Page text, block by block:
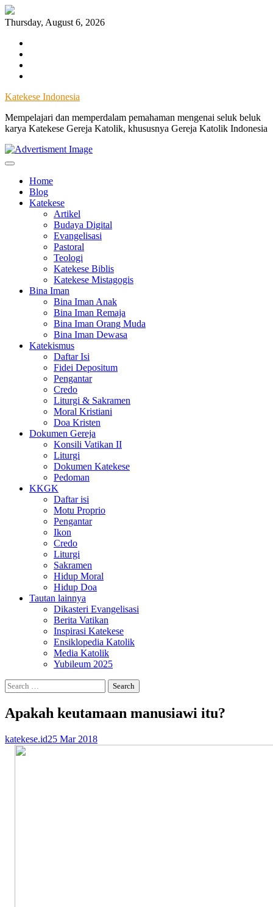
Skip
to
Thursday, August 6, 2026
Katekese Indonesia
Mempelajari dan memperdalam pemahaman mengenai seluk beluk
karya Katekese Gereja Katolik, khususnya Gereja Katolik Indonesia
Home
Blog
Katekese
Artikel
Budaya Digital
Evangelisasi
Pastoral
Teologi
Katekese Biblis
Katekese Mistagogis
Bina Iman
Bina Iman Anak
Bina Iman Remaja
Bina Iman Orang Muda
Bina Iman Dewasa
Katekismus
Daftar Isi
Fidei Depositum
Pengantar
Credo
Liturgi & Sakramen
Moral Kristiani
Doa Kristen
Dokumen Gereja
Konsili Vatikan II
Liturgi
Dokumen Katekese
Pedoman
KKGK
Daftar isi
Motu Proprio
Pengantar
Ikon
Credo
Liturgi
Sakramen
Hidup Moral
Hidup Doa
Tautan lainnya
Dikasteri Evangelisasi
Berita Vatikan
Inspirasi Katekese
Ensiklopedia Katolik
Media Katolik
Yubileum 2025
Search
for:
Apakah keutamaan manusiawi itu?
katekese.id25 Mar 2018